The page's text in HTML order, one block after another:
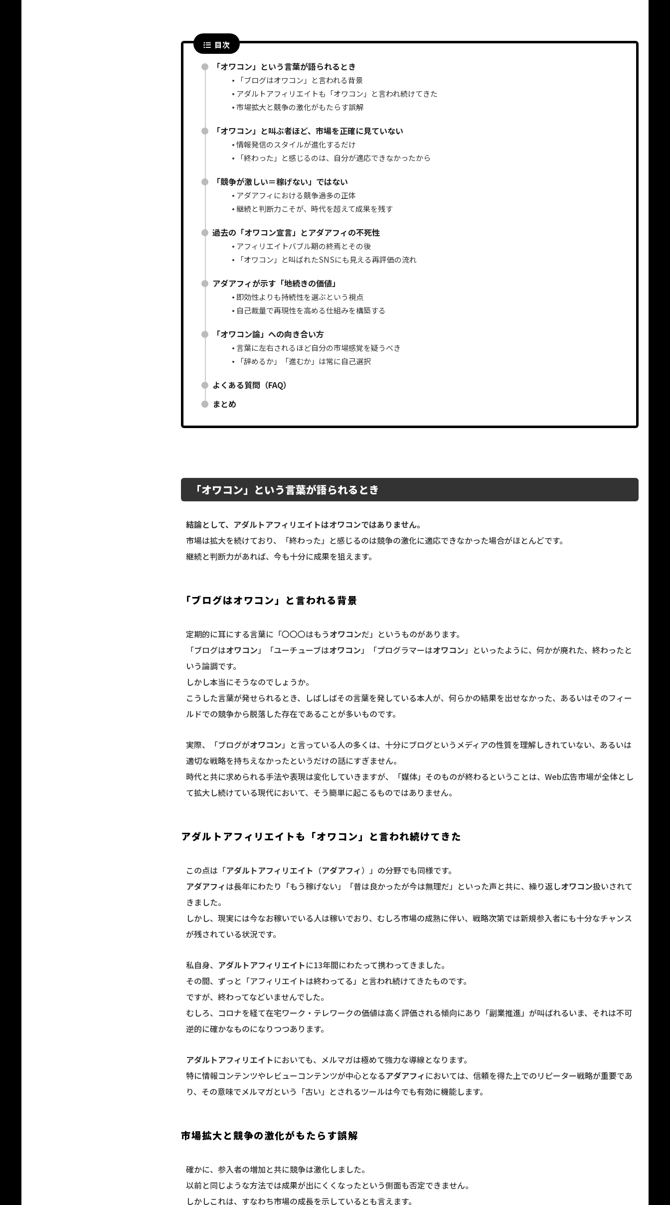
目次
「オワコン」という言葉が語られるとき
「ブログはオワコン」と言われる背景
アダルトアフィリエイトも「オワコン」と言われ続けてきた
市場拡大と競争の激化がもたらす誤解
「オワコン」と叫ぶ者ほど、市場を正確に見ていない
情報発信のスタイルが進化するだけ
「終わった」と感じるのは、自分が適応できなかったから
「競争が激しい＝稼げない」ではない
アダアフィにおける競争過多の正体
継続と判断力こそが、時代を超えて成果を残す
過去の「オワコン宣言」とアダアフィの不死性
アフィリエイトバブル期の終焉とその後
「オワコン」と叫ばれたSNSにも見える再評価の流れ
アダアフィが示す「地続きの価値」
即効性よりも持続性を選ぶという視点
自己裁量で再現性を高める仕組みを構築する
「オワコン論」への向き合い方
言葉に左右されるほど自分の市場感覚を疑うべき
「辞めるか」「進むか」は常に自己選択
よくある質問（FAQ）
まとめ
「オワコン」という言葉が語られるとき
結論として、 アダルトアフィリエイトはオワコンではありません。
市場は拡大を続けており、「終わった」と感じるのは競争の激化に適応できなかった場合がほとんどです。
継続と判断力があれば、今も十分に成果を狙えます。
「ブログはオワコン」と言われる背景
定期的に耳にする言葉に「〇〇〇はもうオワコンだ」というものがあります。
「ブログはオワコン」「ユーチューブはオワコン」「プログラマーはオワコン」といったように、何かが廃れた、終わったと
いう論調です。
しかし本当にそうなのでしょうか。
こうした言葉が発せられるとき、しばしばその言葉を発している本人が、何らかの結果を出せなかった、あるいはそのフィー
ルドでの競争から脱落した存在であることが多いものです。
実際、「ブログがオワコン」と言っている人の多くは、十分にブログというメディアの性質を理解しきれていない、あるいは
適切な戦略を持ちえなかったというだけの話にすぎません。
時代と共に求められる手法や表現は変化していきますが、「媒体」そのものが終わるということは、Web広告市場が全体とし
て拡大し続けている現代において、そう簡単に起こるものではありません。
アダルトアフィリエイトも「オワコン」と言われ続けてきた
この点は「アダルトアフィリエイト （アダアフィ）」の分野でも同様です。
アダアフィは長年にわたり「もう稼げない」「昔は良かったが今は無理だ」といった声と共に、繰り返しオワコン扱いされて
きました。
しかし、現実には今なお稼いでいる人は稼いでおり、むしろ市場の成熟に伴い、戦略次第では新規参入者にも十分なチャンス
が残されている状況です。
私自身、 アダルトアフィリエイトに13年間にわたって携わってきました。
その間、ずっと「アフィリエイトは終わってる」と言われ続けてきたものです。
ですが、終わってなどいませんでした。
むしろ、コロナを経て在宅ワーク・テレワークの価値は高く評価される傾向にあり「副業推進」が叫ばれるいま、それは不可
逆的に確かなものになりつつあります。
アダルトアフィリエイトにおいても、メルマガは極めて強力な導線となります。
特に情報コンテンツやレビューコンテンツが中心となるアダアフィ においては、信頼を得た上でのリピーター戦略が重要であ
り、その意味でメルマガという「古い」とされるツールは今でも有効に機能します。
市場拡大と競争の激化がもたらす誤解
確かに、参入者の増加と共に競争は激化しました。
以前と同じような方法では成果が出にくくなったという側面も否定できません。
しかしこれは、すなわち市場の成長を示しているとも言えます。